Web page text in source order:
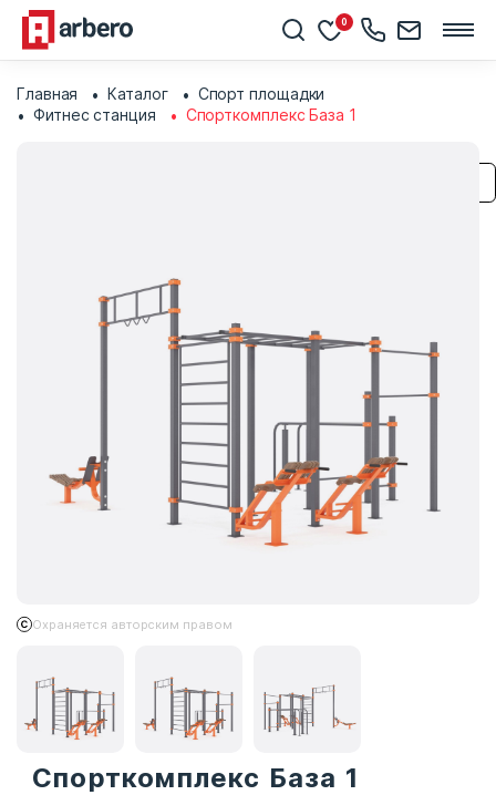
0
Главная Каталог
Спорт площадки
Фитнес станция
Спорткомплекс База 1
Охраняется авторским правом
Спорткомплекс База 1